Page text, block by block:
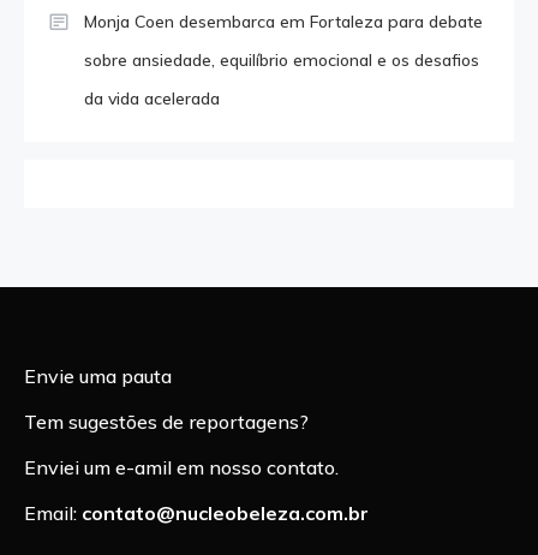
Monja Coen desembarca em Fortaleza para debate
sobre ansiedade, equilíbrio emocional e os desafios
da vida acelerada
Envie uma pauta
Tem sugestões de reportagens?
Enviei um e-amil em nosso contato.
Email: contato@nucleobeleza.com.br